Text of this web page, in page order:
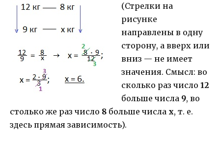
(Стрелки на
рисунке
направлены в одну
сторону, а вверх или
вниз — не имеет
значения. Смысл: во
сколько раз число 12
больше числа 9, во
столько же раз число 8 больше числа х, т. е.
здесь прямая зависимость).